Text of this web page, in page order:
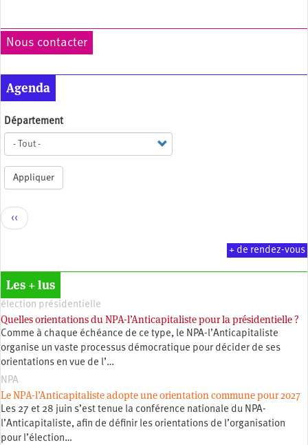
Nous contacter
Agenda
Département
Appliquer
Pagination
Page
précédente
‹‹
+ de rendez-vous
Les + lus
élection présidentielle
Quelles orientations du NPA-l’Anticapitaliste pour la présidentielle ?
Comme à chaque échéance de ce type, le NPA-l’Anticapitaliste
organise un vaste processus démocratique pour décider de ses
orientations en vue de l’…
NPA
Le NPA-l’Anticapitaliste adopte une orientation commune pour 2027
Les 27 et 28 juin s’est tenue la conférence nationale du NPA-
l’Anticapitaliste, afin de définir les orientations de l’organisation
pour l’élection…